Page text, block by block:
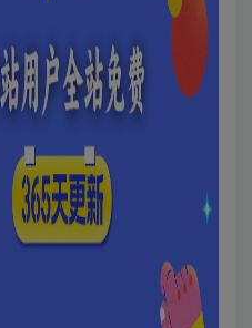
HI！请登录
登录